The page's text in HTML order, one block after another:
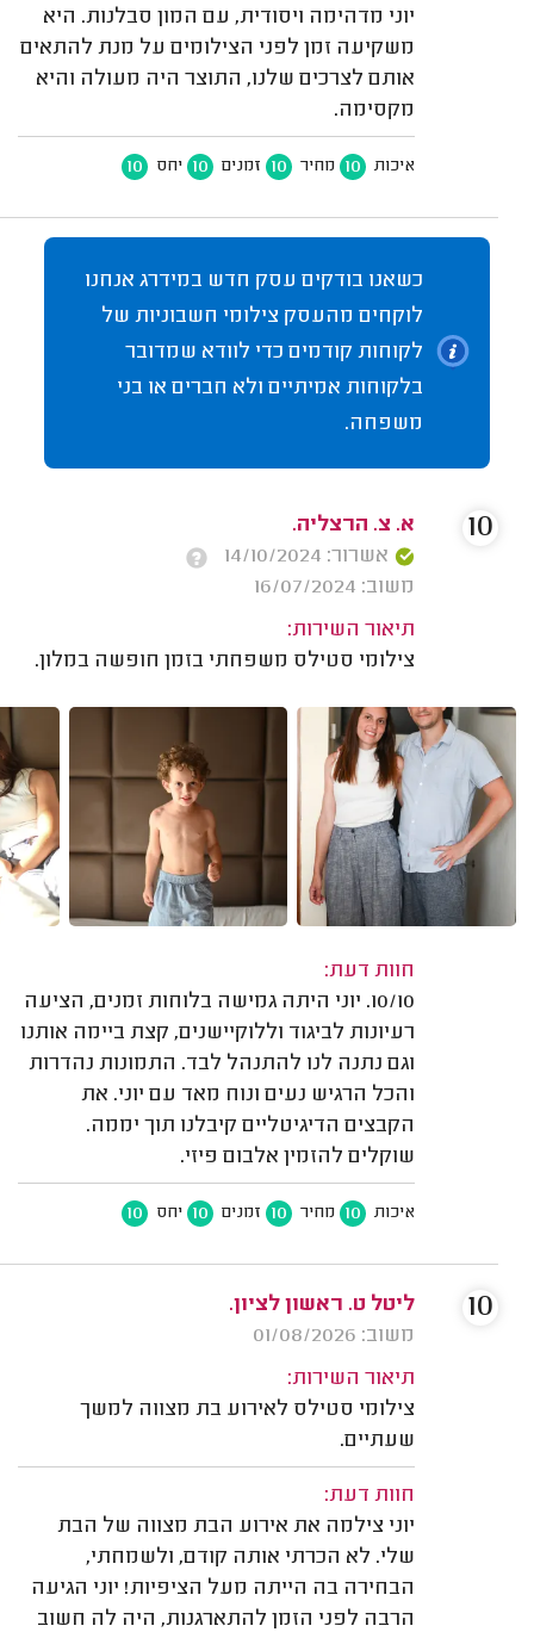
יוני מדהימה ויסודית, עם המון סבלנות. היא
משקיעה זמן לפני הצילומים על מנת להתאים
אותם לצרכים שלנו, התוצר היה מעולה והיא
מקסימה.
איכות 10 מחיר 10 זמנים 10 יחס 10
כשאנו בודקים עסק חדש במידרג אנחנו
לוקחים מהעסק צילומי חשבוניות של
לקוחות קודמים כדי לוודא שמדובר
בלקוחות אמיתיים ולא חברים או בני
משפחה.
א. צ. הרצליה.
אשרור: 14/10/2024
משוב: 16/07/2024
תיאור השירות:
צילומי סטילס משפחתי בזמן חופשה במלון.
חוות דעת:
10/10. יוני היתה גמישה בלוחות זמנים, הציעה
רעיונות לביגוד וללוקיישנים, קצת ביימה אותנו
וגם נתנה לנו להתנהל לבד. התמונות נהדרות
והכל הרגיש נעים ונוח מאד עם יוני. את
הקבצים הדיגיטליים קיבלנו תוך יממה.
שוקלים להזמין אלבום פיזי.
איכות 10 מחיר 10 זמנים 10 יחס 10
10
ליטל ט. ראשון לציון.
משוב: 01/08/2026
תיאור השירות:
צילומי סטילס לאירוע בת מצווה למשך
שעתיים.
חוות דעת:
יוני צילמה את אירוע הבת מצווה של הבת
שלי. לא הכרתי אותה קודם, ולשמחתי,
הבחירה בה הייתה מעל הציפיות! יוני הגיעה
הרבה לפני הזמן להתארגנות, היה לה חשוב
10